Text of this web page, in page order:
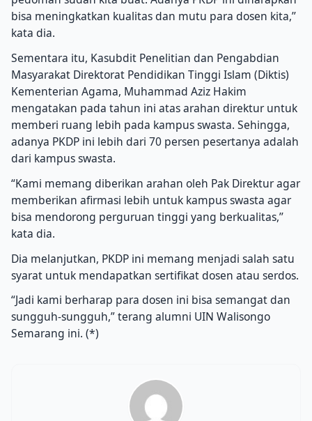
bisa meningkatkan kualitas dan mutu para dosen kita,’’
kata dia.
Sementara itu, Kasubdit Penelitian dan Pengabdian
Masyarakat Direktorat Pendidikan Tinggi Islam (Diktis)
Kementerian Agama, Muhammad Aziz Hakim
mengatakan pada tahun ini atas arahan direktur untuk
memberi ruang lebih pada kampus swasta. Sehingga,
adanya PKDP ini lebih dari 70 persen pesertanya adalah
dari kampus swasta.
“Kami memang diberikan arahan oleh Pak Direktur agar
memberikan afirmasi lebih untuk kampus swasta agar
bisa mendorong perguruan tinggi yang berkualitas,’’
kata dia.
Dia melanjutkan, PKDP ini memang menjadi salah satu
syarat untuk mendapatkan sertifikat dosen atau serdos.
“Jadi kami berharap para dosen ini bisa semangat dan
sungguh-sungguh,” terang alumni UIN Walisongo
Semarang ini. (*)